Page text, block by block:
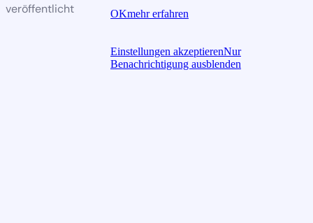
veröffentlicht
OKmehr erfahren
Einstellungen akzeptierenNur
Benachrichtigung ausblenden